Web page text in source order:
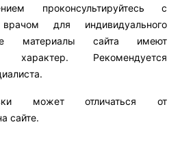
проконсультируйтесь с
для индивидуального
материалы сайта имеют
характер. Рекомендуется
может отличаться от
сайте.